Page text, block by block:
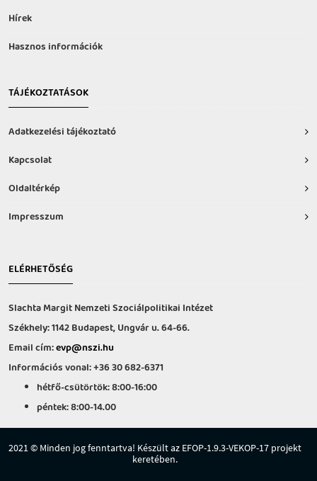
Hírek
Hasznos információk
TÁJÉKOZTATÁSOK
Adatkezelési tájékoztató
Kapcsolat
Oldaltérkép
Impresszum
ELÉRHETŐSÉG
Slachta Margit Nemzeti Szociálpolitikai Intézet
Székhely: 1142 Budapest, Ungvár u. 64-66.
Email cím:evp@nszi.hu
Információs vonal: +36 30 682-6371
hétfő-csütörtök: 8:00-16:00
péntek: 8:00-14.00
2021 © Minden jog fenntartva! Készült az EFOP-1.9.3-VEKOP-17 projekt
keretében.